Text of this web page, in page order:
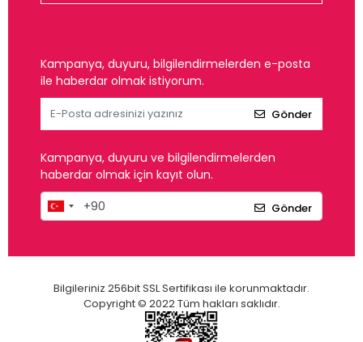
Kampanya, duyuru, bilgilendirmelerden e-posta
ile haberdar olmak istiyorum.
Gönder
Kampanya, duyuru ve bilgilendirmelerden
haberdar olmak için kayıt olun.
Gönder
Bilgileriniz 256bit SSL Sertifikası ile korunmaktadır.
Copyright © 2022 Tüm hakları saklıdır.